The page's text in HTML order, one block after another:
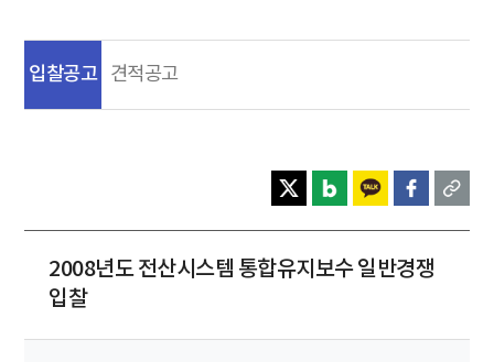
입찰공고 견적공고
2008년도 전산시스템 통합유지보수 일반경쟁
입찰